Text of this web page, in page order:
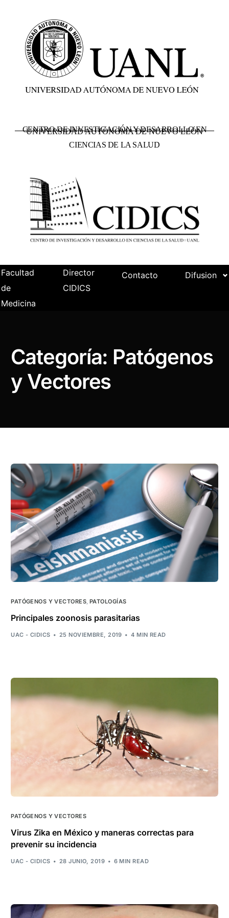
UNIVERSIDAD AUTÓNOMA DE NUEVO LEÓN
CENTRO DE INVESTIGACIÓN Y DESARROLLO EN
CIENCIAS DE LA SALUD
Facultad
de
Medicina
Director
CIDICS
Contacto Difusion
Categoría: Patógenos
y Vectores
PATÓGENOS Y VECTORES,PATOLOGÍAS
Principales zoonosis parasitarias
UAC - CIDICS 25 NOVIEMBRE, 2019 4 MIN READ
PATÓGENOS Y VECTORES
Virus Zika en México y maneras correctas para
prevenir su incidencia
UAC - CIDICS 28 JUNIO, 2019 6 MIN READ